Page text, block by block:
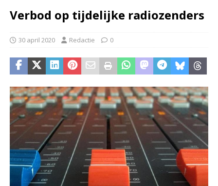
Verbod op tijdelijke radiozenders
30 april 2020 Redactie 0